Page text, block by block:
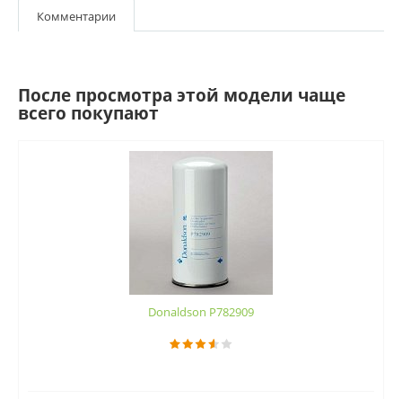
Комментарии
После просмотра этой модели чаще
всего покупают
Donaldson P782909